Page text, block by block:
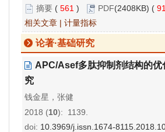
摘要 ( 561 ) PDF(2408KB) (
相关文章 | 计量指标
论著·基础研究
APC/Asef多肽抑制剂结构的优
究
钱金星，张健
2018 (10): 1139.
doi: 10.3969/j.issn.1674-